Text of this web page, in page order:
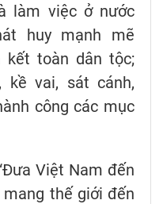
làm việc ở nước
huy mạnh mẽ
kết toàn dân tộc;
kề vai, sát cánh,
công các mục
Việt Nam đến
thế giới đến